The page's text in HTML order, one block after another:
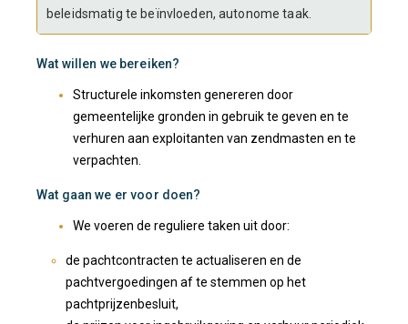
beleidsmatig te beïnvloeden, autonome taak.
Wat willen we bereiken?
Structurele inkomsten genereren door
gemeentelijke gronden in gebruik te geven en te
verhuren aan exploitanten van zendmasten en te
verpachten.
Wat gaan we er voor doen?
We voeren de reguliere taken uit door:
de pachtcontracten te actualiseren en de
pachtvergoedingen af te stemmen op het
pachtprijzenbesluit,